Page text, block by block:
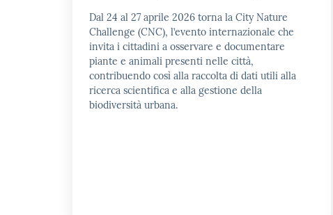
Dal 24 al 27 aprile 2026 torna la City Nature
Challenge (CNC), l’evento internazionale che
invita i cittadini a osservare e documentare
piante e animali presenti nelle città,
contribuendo così alla raccolta di dati utili alla
ricerca scientifica e alla gestione della
biodiversità urbana.